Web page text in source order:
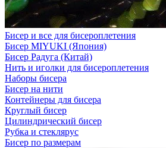
Бисер и все для бисероплетения
Бисер MIYUKI (Япония)
Бисер Радуга (Китай)
Нить и иголки для бисероплетения
Наборы бисера
Бисер на нити
Контейнеры для бисера
Круглый бисер
Цилиндрический бисер
Рубка и стеклярус
Бисер по размерам